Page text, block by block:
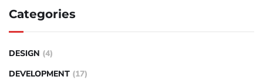
Categories
DESIGN (4)
DEVELOPMENT (17)